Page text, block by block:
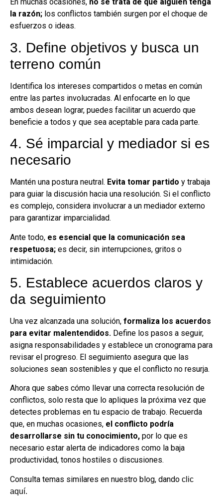
En muchas ocasiones, no se trata de que alguien tenga
la razón; los conflictos también surgen por el choque de
esfuerzos o ideas.
3. Define objetivos y busca un
terreno común
Identifica los intereses compartidos o metas en común
entre las partes involucradas. Al enfocarte en lo que
ambos desean lograr, puedes facilitar un acuerdo que
beneficie a todos y que sea aceptable para cada parte.
4. Sé imparcial y mediador si es
necesario
Mantén una postura neutral. Evita tomar partido y trabaja
para guiar la discusión hacia una resolución. Si el conflicto
es complejo, considera involucrar a un mediador externo
para garantizar imparcialidad.
Ante todo, es esencial que la comunicación sea
respetuosa; es decir, sin interrupciones, gritos o
intimidación.
5. Establece acuerdos claros y
da seguimiento
Una vez alcanzada una solución, formaliza los acuerdos
para evitar malentendidos. Define los pasos a seguir,
asigna responsabilidades y establece un cronograma para
revisar el progreso. El seguimiento asegura que las
soluciones sean sostenibles y que el conflicto no resurja.
Ahora que sabes cómo llevar una correcta resolución de
conflictos, solo resta que lo apliques la próxima vez que
detectes problemas en tu espacio de trabajo. Recuerda
que, en muchas ocasiones, el conflicto podría
desarrollarse sin tu conocimiento, por lo que es
necesario estar alerta de indicadores como la baja
productividad, tonos hostiles o discusiones.
Consulta temas similares en nuestro blog, dando clic
aquí.